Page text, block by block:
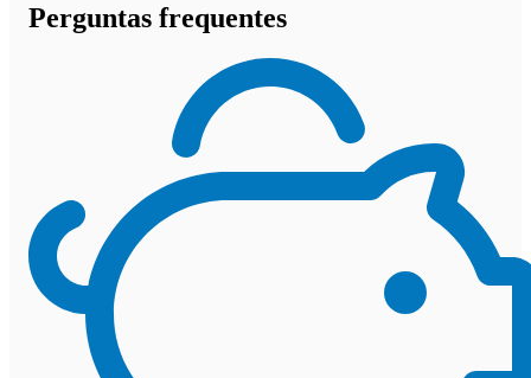
Perguntas frequentes